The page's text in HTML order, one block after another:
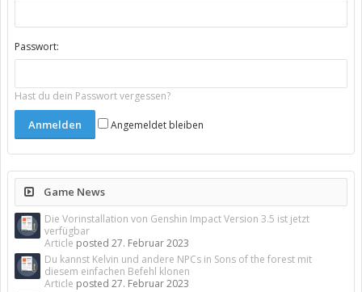
Passwort:
Hast du dein Passwort vergessen?
Angemeldet bleiben
Game News
Die Vorinstallation von Genshin Impact Version 3.5 ist jetzt
verfügbar
Article posted 27. Februar 2023
Du kannst Kelvin und andere NPCs in Sons of the forest mit
diesem einfachen Befehl klonen
Article posted 27. Februar 2023